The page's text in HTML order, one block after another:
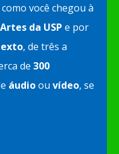
você chegou à
da USP e por
, de três a
de 300
áudioou vídeo, se